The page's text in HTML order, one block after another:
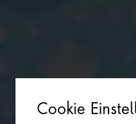
Cookie